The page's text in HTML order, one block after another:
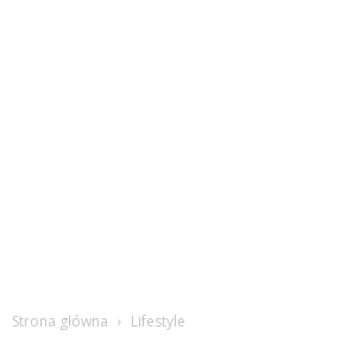
Strona główna Lifestyle